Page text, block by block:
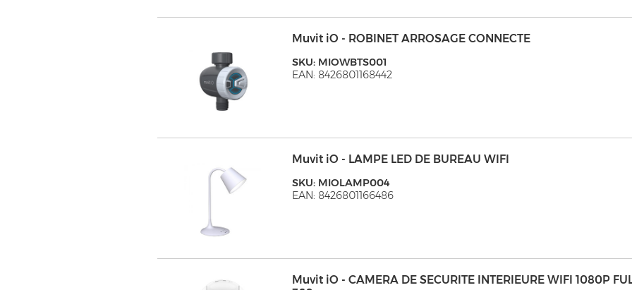
Muvit iO - ROBINET ARROSAGE CONNECTE
SKU: MIOWBTS001
EAN: 8426801168442
Muvit iO - LAMPE LED DE BUREAU WIFI
SKU: MIOLAMP004
EAN: 8426801166486
Muvit iO - CAMERA DE SECURITE INTERIEURE WIFI 1080P